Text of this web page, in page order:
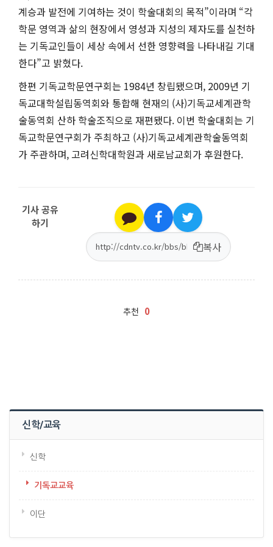
계승과 발전에 기여하는 것이 학술대회의 목적”이라며 “각
학문 영역과 삶의 현장에서 영성과 지성의 제자도를 실천하
는 기독교인들이 세상 속에서 선한 영향력을 나타내길 기대
한다”고 밝혔다.
한편 기독교학문연구회는 1984년 창립됐으며, 2009년 기
독교대학설립동역회와 통합해 현재의 (사)기독교세계관학
술동역회 산하 학술조직으로 재편됐다. 이번 학술대회는 기
독교학문연구회가 주최하고 (사)기독교세계관학술동역회
가 주관하며, 고려신학대학원과 새로남교회가 후원한다.
기사 공유
하기
복사
추천 0
신학/교육
신학
기독교교육
이단